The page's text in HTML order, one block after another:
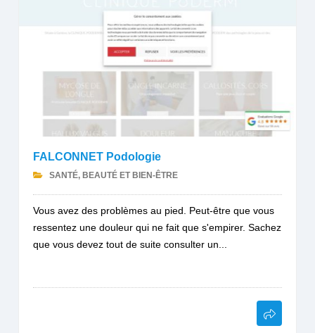
FALCONNET Podologie
SANTÉ, BEAUTÉ ET BIEN-ÊTRE
Vous avez des problèmes au pied. Peut-être que vous
ressentez une douleur qui ne fait que s'empirer. Sachez
que vous devez tout de suite consulter un...